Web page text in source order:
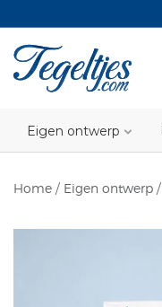
Eigen ontwerp
Home / Eigen ontwerp /